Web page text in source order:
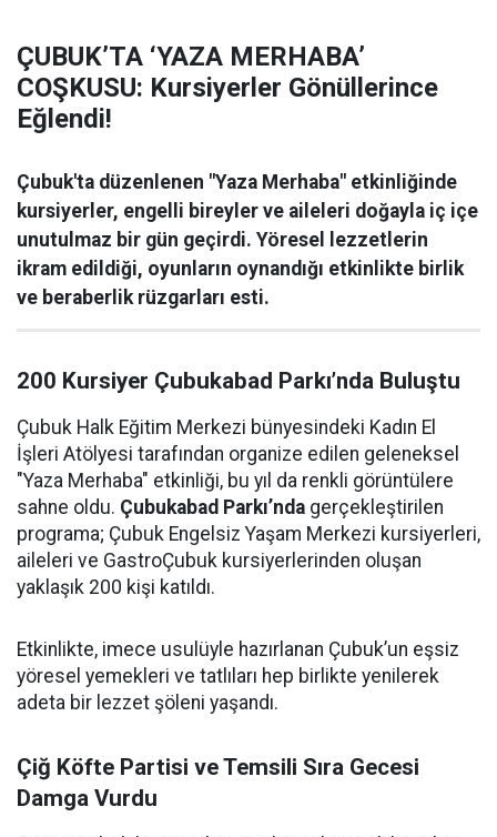
ÇUBUK’TA ‘YAZA MERHABA’
COŞKUSU: Kursiyerler Gönüllerince
Eğlendi!
Çubuk'ta düzenlenen "Yaza Merhaba" etkinliğinde
kursiyerler, engelli bireyler ve aileleri doğayla iç içe
unutulmaz bir gün geçirdi. Yöresel lezzetlerin
ikram edildiği, oyunların oynandığı etkinlikte birlik
ve beraberlik rüzgarları esti.
200 Kursiyer Çubukabad Parkı’nda Buluştu
Çubuk Halk Eğitim Merkezi bünyesindeki Kadın El
İşleri Atölyesi tarafından organize edilen geleneksel
"Yaza Merhaba" etkinliği, bu yıl da renkli görüntülere
sahne oldu. Çubukabad Parkı’nda gerçekleştirilen
programa; Çubuk Engelsiz Yaşam Merkezi kursiyerleri,
aileleri ve GastroÇubuk kursiyerlerinden oluşan
yaklaşık 200 kişi katıldı.
Etkinlikte, imece usulüyle hazırlanan Çubuk’un eşsiz
yöresel yemekleri ve tatlıları hep birlikte yenilerek
adeta bir lezzet şöleni yaşandı.
Çiğ Köfte Partisi ve Temsili Sıra Gecesi
Damga Vurdu